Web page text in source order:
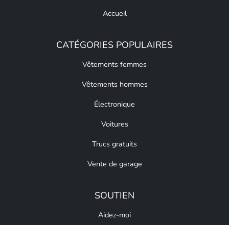
Accueil
CATÉGORIES POPULAIRES
Vêtements femmes
Vêtements hommes
Électronique
Voitures
Trucs gratuits
Vente de garage
SOUTIEN
Aidez-moi